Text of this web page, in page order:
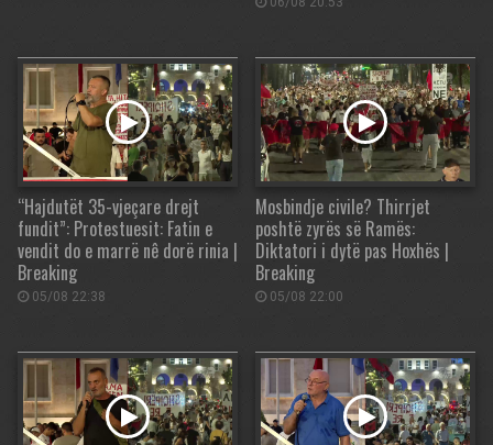
“Hajdutët 35-vjeçare drejt
fundit”: Protestuesit: Fatin e
vendit do e marrë nê dorë rinia |
Breaking
05/08 22:38
Mosbindje civile? Thirrjet
poshtë zyrës së Ramës:
Diktatori i dytë pas Hoxhës |
Breaking
05/08 22:00